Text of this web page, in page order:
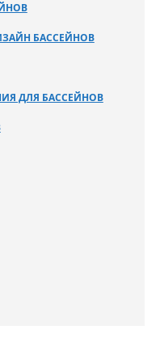
БАССЕЙНОВ
ДЛЯ БАССЕЙНОВ